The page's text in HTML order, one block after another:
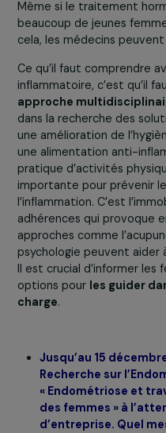
entrepreneuriat
s’avérer compliqué,
bonne.
Où en est la
efficaces contre
Il existe des
cette maladie. Il existe
intention », c’est-à-dire
parfois très puissants
d’opiacés. Le
efficace aujourd’hui
effet, les lésions
douleurs au moment
existe des traitements
continu.
ces traitements
secondaires comme la
Même si le traitement
beaucoup de jeunes
cela, les médecins